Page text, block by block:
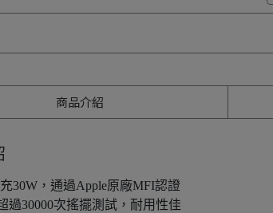
商品介紹
30W，通過Apple原廠MFI認證
過30000次搖擺測試，耐用性佳